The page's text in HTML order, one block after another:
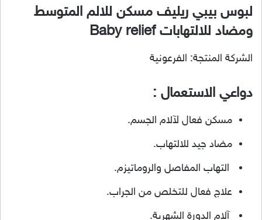
لبوس بيبي ريليف مسكن للالم المتوسط
ومضاد للالتهابات Baby relief
الشركة المنتجة: الفرعونية
دواعي الاستعمال :
مسكن فعال لآلام الجسم.
مضاد جيد للالتهاب.
التهاب المفاصل والروماتيزم.
علاج فعال للتخلص من الجراب.
آلام الدورة الشهرية.